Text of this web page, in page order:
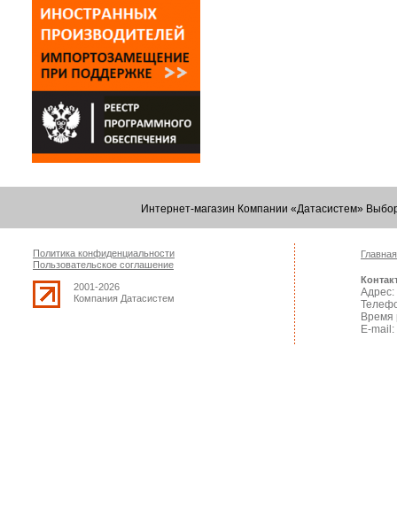
Интернет-магазин Компании «Датасистем»
Политика конфиденциальности
Пользовательское соглашение
2001-2026
Компания Датасистем
Главная
Адрес:
Время
E-